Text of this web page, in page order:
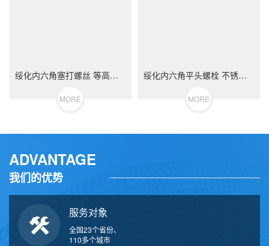
绥化内六角塞打螺丝 等高限位螺栓 不锈钢（304/316）碳钢 合金钢
MORE
绥化内六角平头螺栓 不锈钢（304/316）碳钢 合金钢
MORE
ADVANTAGE
我们的优势
服务对象
全国23个省份、
110多个城市